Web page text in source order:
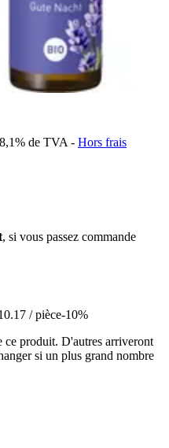
de TVA - Hors frais
, si vous passez commande
/ pièce-10%
ce produit. D'autres arriveront
si un plus grand nombre